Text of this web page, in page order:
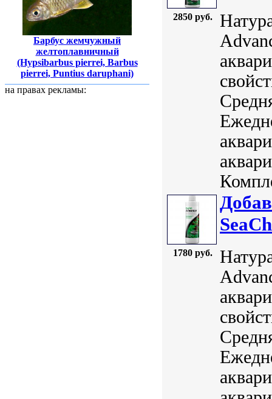
Барбус жемчужный
желтоплавничный
(Hypsibarbus pierrei, Barbus
pierrei, Puntius daruphani)
на правах рекламы:
2850 руб.
1780 руб.